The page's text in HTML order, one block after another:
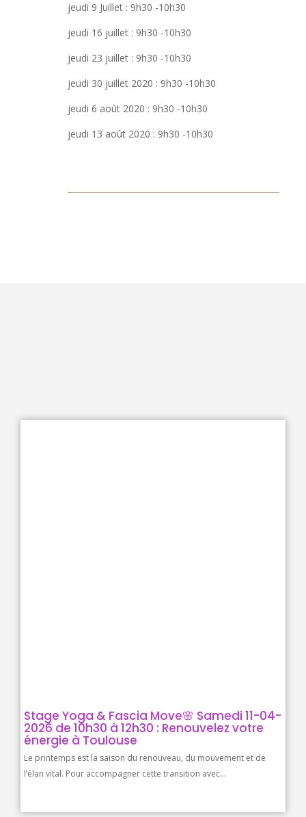
jeudi 9 Juillet : 9h30 -10h30
jeudi 16 juillet : 9h30 -10h30
jeudi 23 juillet : 9h30 -10h30
jeudi 30 juillet 2020 : 9h30 -10h30
jeudi 6 août 2020 : 9h30 -10h30
jeudi 13 août 2020 : 9h30 -10h30
Stage Yoga & Fascia Move🌸 Samedi 11-04-
2026 de 10h30 à 12h30 : Renouvelez votre
énergie à Toulouse
Le printemps est la saison du renouveau, du mouvement et de
l’élan vital. Pour accompagner cette transition avec...